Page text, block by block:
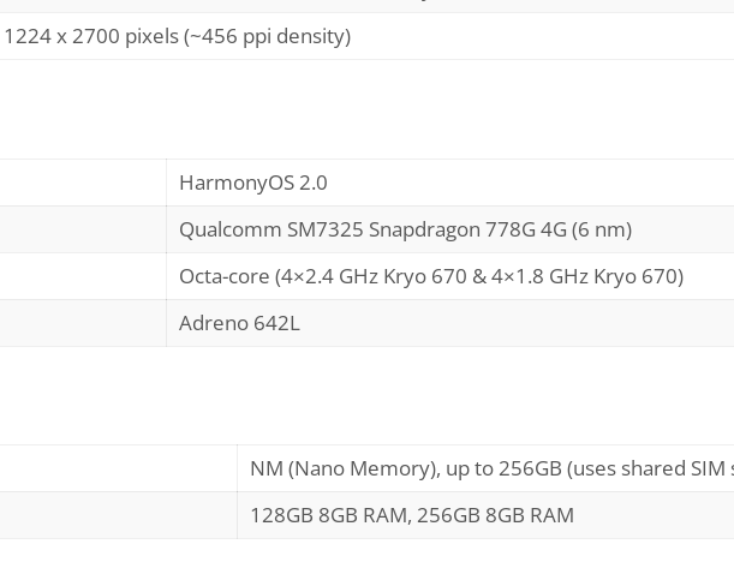
1224 x 2700 pixels (~456 ppi density)
HarmonyOS 2.0
Qualcomm SM7325 Snapdragon 778G 4G (6 nm)
Octa-core (4×2.4 GHz Kryo 670 & 4×1.8 GHz Kryo 670)
Adreno 642L
NM (Nano Memory), up to 256GB (uses shared SIM
128GB 8GB RAM, 256GB 8GB RAM